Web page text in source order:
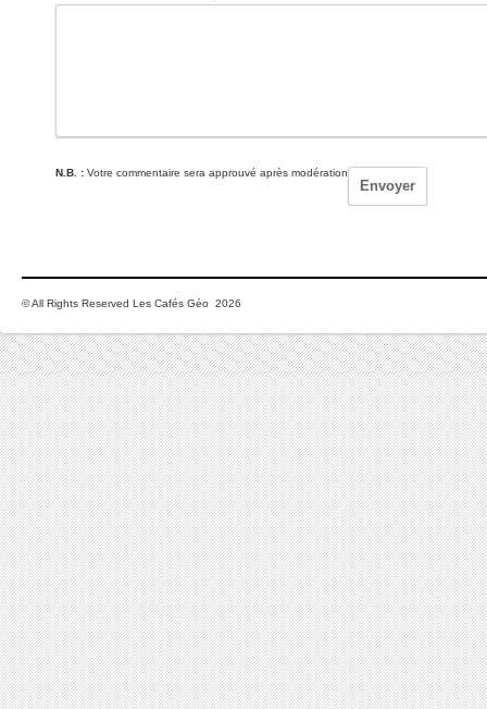
N.B. : Votre commentaire sera approuvé après modération
© All Rights Reserved Les Cafés Géo 2026